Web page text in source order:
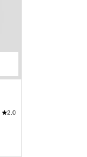
2.0